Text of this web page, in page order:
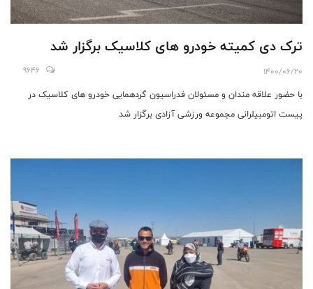
ترک دی کمیته خودرو های کلاسیک برگزار شد
1400/06/20
9646
با حضور علاقه مندان و مسئولان فدراسیون گردهمایی خودرو های کلاسیک در
پیست اتومبیلرانی مجموعه ورزشی آزادی برگزار شد